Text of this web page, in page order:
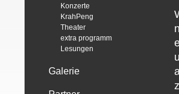
Konzerte
KrahPeng
Theater
extra programm
Lesungen
Galerie